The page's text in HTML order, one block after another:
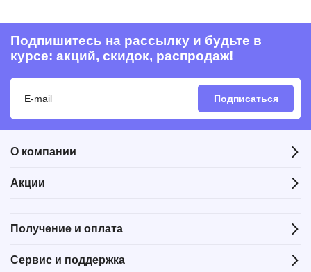
Подпишитесь на рассылку и будьте в
курсе: акций, скидок, распродаж!
Подписаться
О компании
Акции
Получение и оплата
Сервис и поддержка